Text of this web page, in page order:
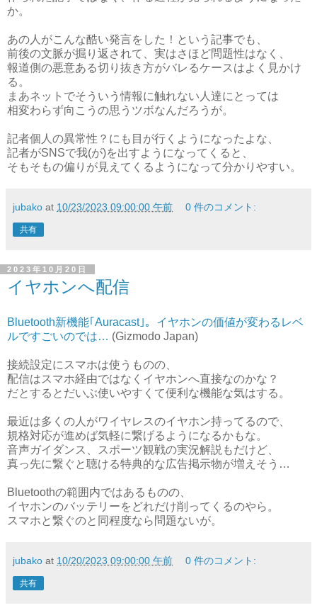
か。
あの人がこんな酷い発言をした！という記事でも、
前後の文脈が掘り返されて、実はさほど問題性はなく、
報道側の悪意ある切り抜き方がバレるケースはよく見かけ
る。
まあネットでそういう情報に触れない人達にとっては
相変わらず向こうの思うツボなんだろうが。
記者個人の異常性？にも目が行くようになったよな、
記者がSNSで我(が)を出すようになってくると、
そもそもの偏りが見えてくるようになって分かりやすい。
jubako at 10/23/2023 09:00:00 午前 0 件のコメント:
共有
2023年10月20日
イヤホンへ配信
Bluetooth新機能｢Auracast｣。イヤホンの価値が変わるレベ
ルですごいのでは… (Gizmodo Japan)
接続設定にスマホは使うものの、
配信はスマホ経由ではなくイヤホンへ直接なのかな？
だとするとだいぶ使いやすくて便利な機能な気はする。
最近は多くの人がワイヤレスのイヤホン持ってるので、
規格対応が進めば気軽に繋げるようになるかもな。
音声ガイダンス、スポーツ観戦の実況解説もだけど、
真っ先に繋ぐと聴ける特典的な広告掲示物が増えそう…
Bluetoothの範囲内ではあるものの、
イヤホンのバッテリーをどれだけ削ってくるのやら。
スマホと繋ぐのと同程度なら問題ないが。
jubako at 10/20/2023 09:00:00 午前 0 件のコメント:
共有